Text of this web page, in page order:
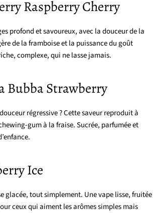
Raspberry Cherry
profond et savoureux, avec la douceur de la
de la framboise et la puissance du goût
complexe, qui ne lasse jamais.
Bubba Strawberry
régressive ? Cette saveur reproduit à
gum à la fraise. Sucrée, parfumée et
Ice
glacée, tout simplement. Une vape lisse, fruitée
ceux qui aiment les arômes simples mais